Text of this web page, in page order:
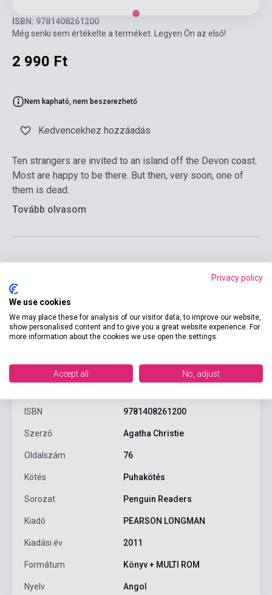
ISBN: 9781408261200
Még senki sem értékelte a terméket. Legyen Ön az első!
2 990 Ft
Nem kapható, nem beszerezhető
Kedvencekhez hozzáadás
Ten strangers are invited to an island off the Devon coast.
Most are happy to be there. But then, very soon, one of
them is dead.
Tovább olvasom
Termékjellemzők
ISBN 9781408261200
Szerző Agatha Christie
Oldalszám 76
Kötés Puhakötés
Sorozat Penguin Readers
Kiadó PEARSON LONGMAN
Kiadási év 2011
Formátum Könyv + MULTI ROM
Nyelv Angol
Privacy policy
We use cookies
We may place these for analysis of our visitor data, to improve our website,
show personalised content and to give you a great website experience. For
more information about the cookies we use open the settings.
Accept all No, adjust